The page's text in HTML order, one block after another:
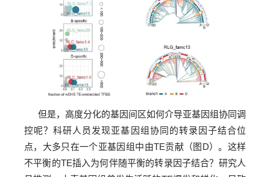
但是，高度分化的基因间区如何介导亚基因组协同调
控呢？科研人员发现亚基因组协同的转录因子结合位
点，大多只在一个亚基因组中由TE贡献（图D）。这样
不平衡的TE插入为何伴随平衡的转录因子结合？研究人